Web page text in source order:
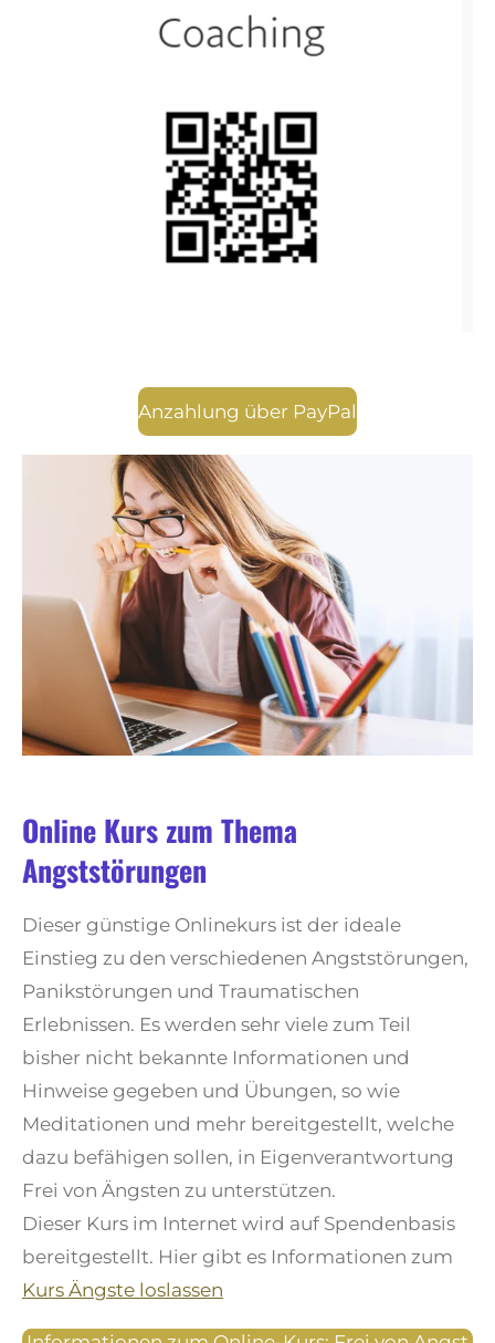
Anzahlung über PayPal
Online Kurs zum Thema
Angststörungen
Dieser günstige Onlinekurs ist der ideale
Einstieg zu den verschiedenen Angststörungen,
Panikstörungen und Traumatischen
Erlebnissen. Es werden sehr viele zum Teil
bisher nicht bekannte Informationen und
Hinweise gegeben und Übungen, so wie
Meditationen und mehr bereitgestellt, welche
dazu befähigen sollen, in Eigenverantwortung
Frei von Ängsten zu unterstützen.
Dieser Kurs im Internet wird auf Spendenbasis
bereitgestellt. Hier gibt es Informationen zum
Kurs Ängste loslassen